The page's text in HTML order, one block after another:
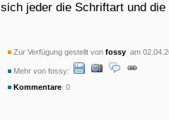
sich jeder die Schriftart und
Zur Verfügung gestellt von fossy am
Mehr von fossy:
Kommentare: 0